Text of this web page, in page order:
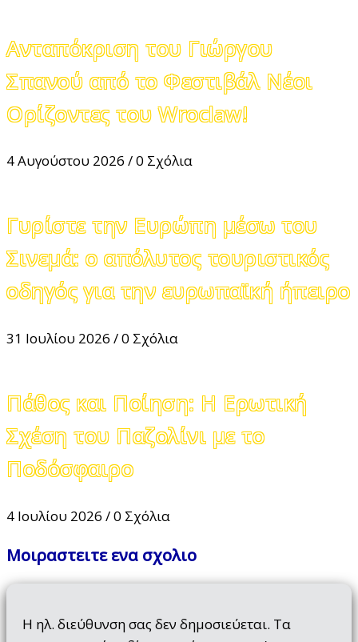
Ανταπόκριση του Γιώργου
Σπανού από το Φεστιβάλ Νέοι
Ορίζοντες του Wroclaw!
4 Αυγούστου 2026 /0 Σχόλια
Γυρίστε την Ευρώπη μέσω του
Σινεμά: ο απόλυτος τουριστικός
οδηγός για την ευρωπαϊκή ήπειρο
31 Ιουλίου 2026 /0 Σχόλια
Πάθος και Ποίηση: Η Ερωτική
Σχέση του Παζολίνι με το
Ποδόσφαιρο
4 Ιουλίου 2026 /0 Σχόλια
Μοιραστειτε ενα σχολιο
Η ηλ. διεύθυνση σας δεν δημοσιεύεται. Τα